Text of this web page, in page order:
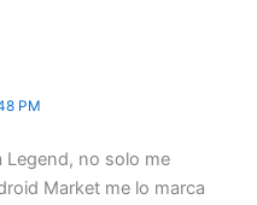
PM
Legend, no solo me
Market me lo marca